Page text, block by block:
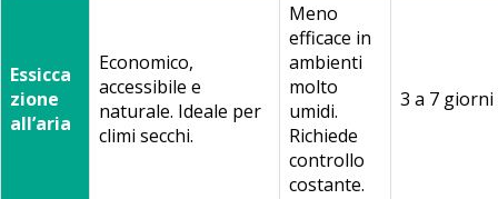
Essicca
zione
all’aria
Economico,
accessibile e
naturale. Ideale per
climi secchi.
Meno
efficace in
ambienti
molto
umidi.
Richiede
controllo
costante.
3 a 7 giorni